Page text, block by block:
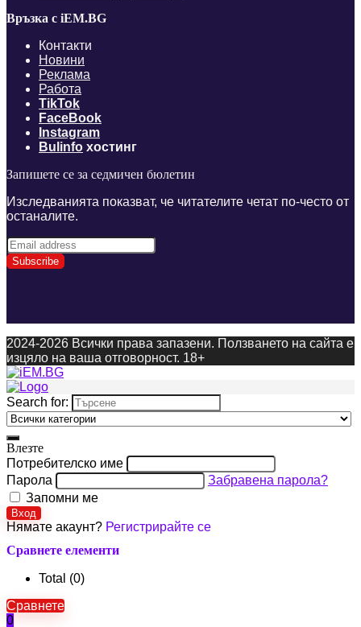
Връзка с iEM.BG
Контакти
Новини
Реклама
Работа
TikTok
FaceBook
Instagram
Bulinfo хостинг
Запишете се за седмичен бюлетин
Изследванията показват, че читателите четат по-често от
останалите.
2024-2026 Всички права запазени. Ползването на сайта е
изцяло на ваша отговорност. 18+
Search for:
Влезте
Потребителско име
Парола
Забравена парола?
Запомни ме
Вход
Нямате акаунт? Регистрирайте се
Сравнете елементи
Total (0)
Сравнете
0